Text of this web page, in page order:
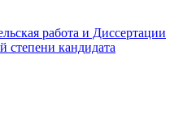
работа и Диссертации
степени кандидата